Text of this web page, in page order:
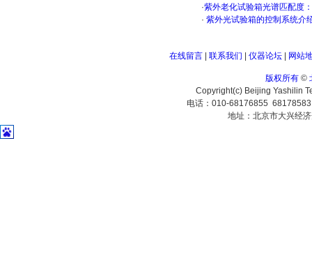
·紫外老化试验箱光谱匹配度
· 紫外光试验箱的控制系统介
在线留言| 联系我们 仪器论坛| 网站
版权所有©
Copyright(c) Beijing Yashilin
电话：010-68176855
地址：北京市大兴经